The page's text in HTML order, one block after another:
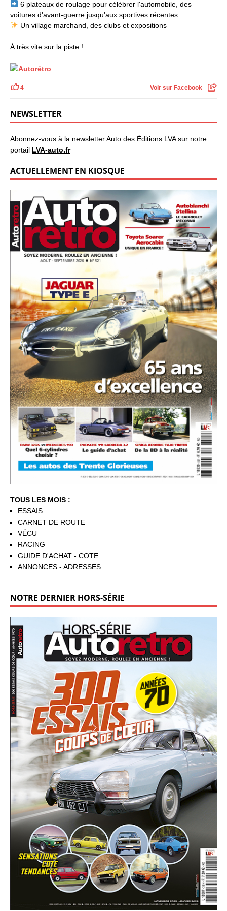
6 plateaux de roulage pour célébrer l'automobile, des
voitures d'avant-guerre jusqu'aux sportives récentes
Un village marchand, des clubs et expositions
À très vite sur la piste !
4 Voir sur Facebook
NEWSLETTER
Abonnez-vous à la newsletter Auto des Éditions LVA sur notre
portail LVA-auto.fr
ACTUELLEMENT EN KIOSQUE
TOUS LES MOIS :
ESSAIS
CARNET DE ROUTE
VÉCU
RACING
GUIDE D'ACHAT - COTE
ANNONCES - ADRESSES
NOTRE DERNIER HORS-SÉRIE